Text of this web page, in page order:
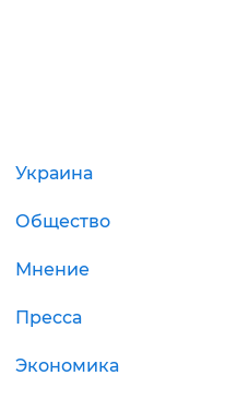
Украина
Общество
Мнение
Пресса
Экономика